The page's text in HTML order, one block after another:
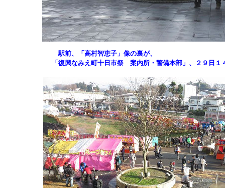
駅前、「高村智恵子」像の裏が、
「復興なみえ町十日市祭 案内所・警備本部」、２９日１